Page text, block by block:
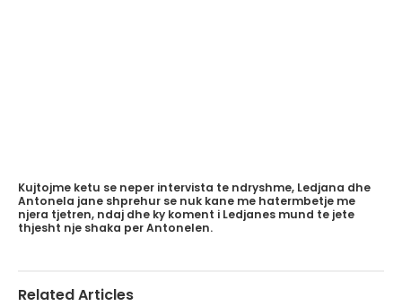
Kujtojme ketu se neper intervista te ndryshme, Ledjana dhe
Antonela jane shprehur se nuk kane me hatermbetje me
njera tjetren, ndaj dhe ky koment i Ledjanes mund te jete
thjesht nje shaka per Antonelen.
Related Articles